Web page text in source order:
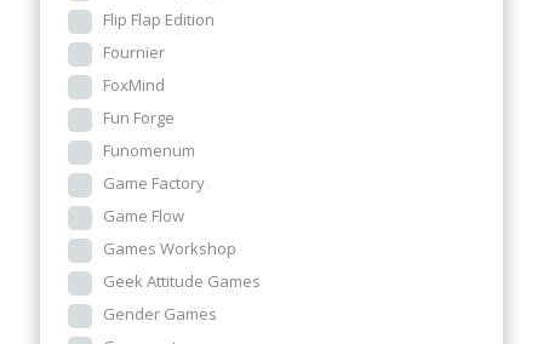
Flip Flap Edition
Fournier
FoxMind
Fun Forge
Funomenum
Game Factory
Game Flow
Games Workshop
Geek Attitude Games
Gender Games